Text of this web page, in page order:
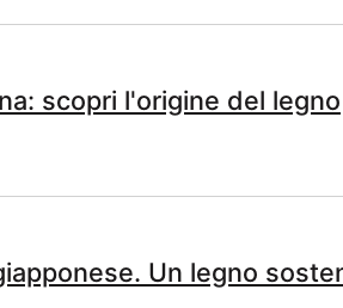
scopri l'origine del legno
Un legno